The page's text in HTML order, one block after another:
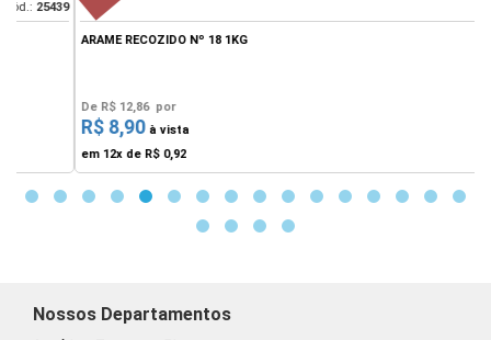
ARAME RECOZIDO Nº 18 1KG
R$ 12,86 por
R$ 8,90 à vista
em 12x deR$ 0,92
Nossos Departamentos